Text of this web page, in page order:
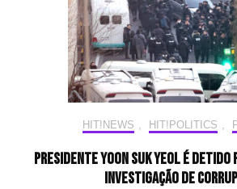
HIT!NEWS HIT!POLITICS
Presidente Yoon Suk Yeol é detido
Investigação de